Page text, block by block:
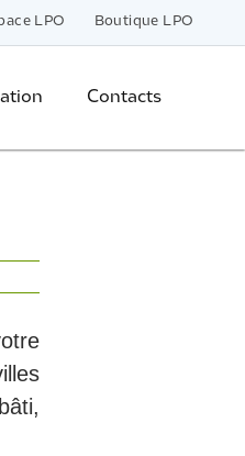
LPO Boutique LPO
Contacts